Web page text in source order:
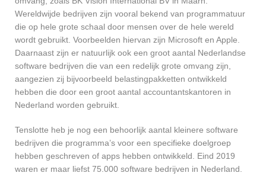
Wereldwijde bedrijven zijn vooral bekend van programmatuur
die op hele grote schaal door mensen over de hele wereld
wordt gebruikt. Voorbeelden hiervan zijn Microsoft en Apple.
Daarnaast zijn er natuurlijk ook een groot aantal Nederlandse
software bedrijven die van een redelijk grote omvang zijn,
aangezien zij bijvoorbeeld belastingpakketten ontwikkeld
hebben die door een groot aantal accountantskantoren in
Nederland worden gebruikt.
Tenslotte heb je nog een behoorlijk aantal kleinere software
bedrijven die programma’s voor een specifieke doelgroep
hebben geschreven of apps hebben ontwikkeld. Eind 2019
waren er maar liefst 75.000 software bedrijven in Nederland.